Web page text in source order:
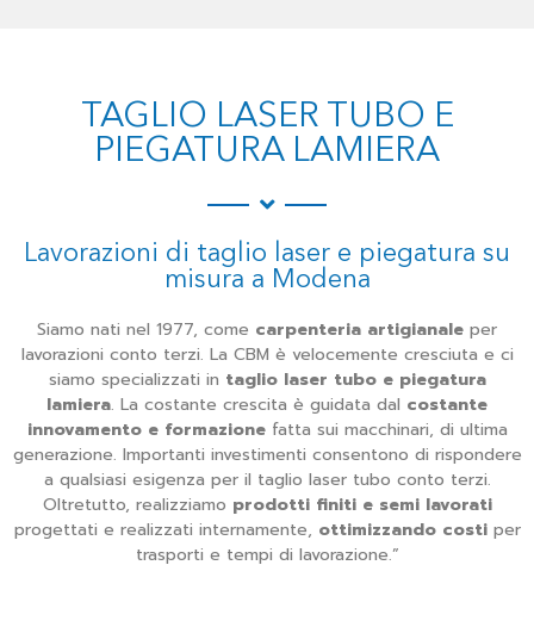
TAGLIO LASER TUBO E
PIEGATURA LAMIERA
Lavorazioni di taglio laser e piegatura su
misura a Modena
Siamo nati nel 1977, come carpenteria artigianale per
lavorazioni conto terzi. La CBM è velocemente cresciuta e ci
siamo specializzati in taglio laser tubo e piegatura
lamiera. La costante crescita è guidata dal costante
innovamento e formazionefatta sui macchinari, di ultima
generazione. Importanti investimenti consentono di rispondere
a qualsiasi esigenza per il taglio laser tubo conto terzi.
Oltretutto, realizziamo prodotti finiti e semi lavorati
progettati e realizzati internamente, ottimizzando costiper
trasporti e tempi di lavorazione.”